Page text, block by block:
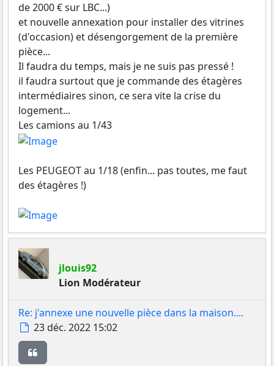
de 2000 € sur LBC...)
et nouvelle annexation pour installer des vitrines
(d'occasion) et désengorgement de la première
pièce...
Il faudra du temps, mais je ne suis pas pressé !
il faudra surtout que je commande des étagères
intermédiaires sinon, ce sera vite la crise du
logement...
Les camions au 1/43
Les PEUGEOT au 1/18 (enfin... pas toutes, me faut
des étagères !)
jlouis92
Lion Modérateur
Re: j'annexe une nouvelle pièce dans la maison....
Message
23 déc. 2022 15:02